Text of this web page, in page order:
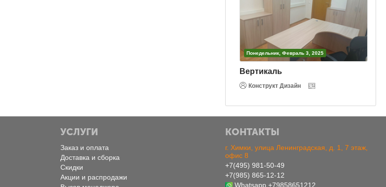
Понедельник, Февраль 3, 2025
Вертикаль
Конструкт Дизайн
УСЛУГИ
Заказ и оплата
Доставка и сборка
Скидки
Акции и распродажи
КОНТАКТЫ
г. Химки, улица Ленинградская, д. 1, 7 этаж,
офис 8
+7(495) 981-50-49
+7(985) 865-12-12
Whatsapp +79858651212